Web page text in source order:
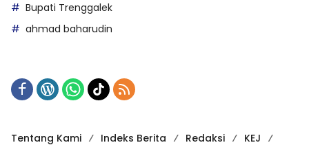
Bupati Trenggalek
ahmad baharudin
Tentang Kami Indeks Berita Redaksi KEJ